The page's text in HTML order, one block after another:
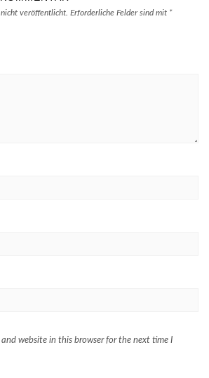
veröffentlicht. Erforderliche Felder sind mit *
and website in this browser for the next time I